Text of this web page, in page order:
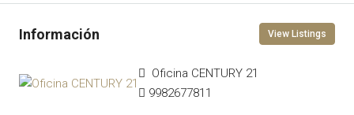
View Listings
Oficina CENTURY 21
9982677811